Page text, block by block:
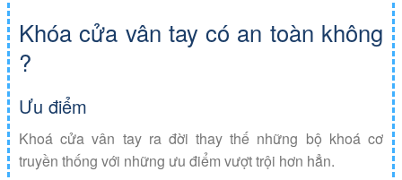
Khóa cửa vân tay có an toàn không
?
Ưu điểm
Khoá cửa vân tay ra đời thay thế những bộ khoá cơ
truyền thống với những ưu điểm vượt trội hơn hẳn.